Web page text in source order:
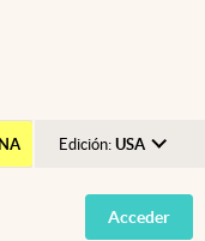
Edición: USA
Argentina
España
Acceder